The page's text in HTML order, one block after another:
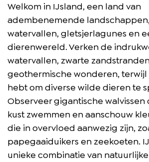
Welkom in IJsland, een land van
adembenemende
watervallen, gletsjerlagunes en
dierenwereld. Verken de
watervallen, zwarte
geothermische wonderen, terwijl
hebt om diverse wilde dieren te
Observeer gigantische walvissen
kust zwemmen en aanschouw
die in overvloed aanwezig zijn,
papegaaiduikers en zeekoeten.
unieke combinatie van